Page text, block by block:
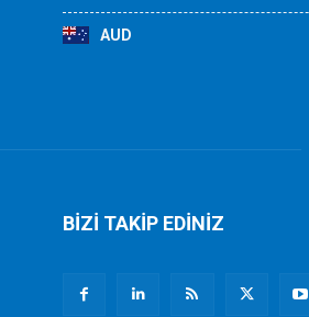
AUD
BİZİ TAKİP EDİNİZ